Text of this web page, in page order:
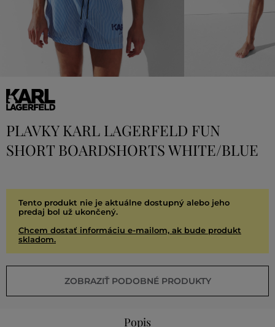
PLAVKY KARL LAGERFELD FUN
SHORT BOARDSHORTS WHITE/BLUE
Tento produkt nie je aktuálne dostupný alebo jeho
predaj bol už ukončený.
Chcem dostať informáciu e-mailom, ak bude produkt
skladom.
ZOBRAZIŤ PODOBNÉ PRODUKTY
Popis